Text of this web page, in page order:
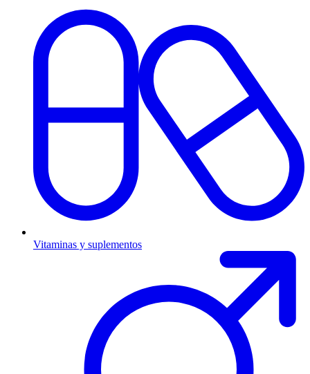
Vitaminas y suplementos